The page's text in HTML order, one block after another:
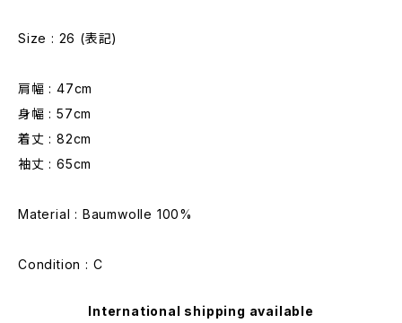
Size : 26 (表記)
肩幅 : 47cm
身幅 : 57cm
着丈 : 82cm
袖丈 : 65cm
Material : Baumwolle 100%
Condition : C
International shipping available